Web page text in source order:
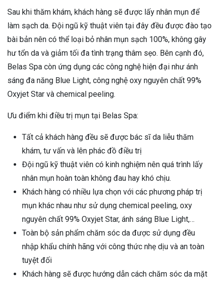
Sau khi thăm khám, khách hàng sẽ được lấy nhân mụn để
làm sạch da. Đội ngũ kỹ thuật viên tại đây đều được đào tạo
bài bản nên có thể loại bỏ nhân mụn sạch 100%, không gây
hư tổn da và giảm tối đa tình trạng thâm sẹo. Bên cạnh đó,
Belas Spa còn ứng dụng các công nghệ hiện đại như ánh
sáng đa năng Blue Light, công nghệ oxy nguyên chất 99%
Oxyjet Star và chemical peeling.
Ưu điểm khi điều trị mụn tại Belas Spa:
Tất cả khách hàng đều sẽ được bác sĩ da liễu thăm
khám, tư vấn và lên phác đồ điều trị
Đội ngũ kỹ thuật viên có kinh nghiệm nên quá trình lấy
nhân mụn hoàn toàn không đau hay khó chịu.
Khách hàng có nhiều lựa chọn với các phương pháp trị
mụn khác nhau như sử dụng chemical peeling, oxy
nguyên chất 99% Oxyjet Star, ánh sáng Blue Light,…
Toàn bộ sản phẩm chăm sóc da được sử dụng đều
nhập khẩu chính hãng với công thức nhẹ dịu và an toàn
tuyệt đối
Khách hàng sẽ được hướng dẫn cách chăm sóc da mặt